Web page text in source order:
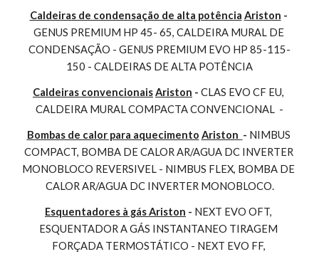
Caldeiras de condensação de alta potência Ariston
GENUS PREMIUM HP 45- 65, CALDEIRA MURAL DE
CONDENSAÇÃO - GENUS PREMIUM EVO HP 85-115-
150 - CALDEIRAS DE ALTA POTÊNCIA
Caldeiras convencionaisAriston - CLAS EVO CF EU,
CALDEIRA MURAL COMPACTA CONVENCIONAL  -
Bombas de calor para aquecimento Ariston - NIMBUS
COMPACT, BOMBA DE CALOR AR/AGUA DC INVERTER
MONOBLOCO REVERSIVEL - NIMBUS FLEX, BOMBA DE
CALOR AR/AGUA DC INVERTER MONOBLOCO.
Esquentadores à gás Ariston - NEXT EVO OFT,
ESQUENTADOR A GÁS INSTANTANEO TIRAGEM
FORÇADA TERMOSTÁTICO - NEXT EVO FF,